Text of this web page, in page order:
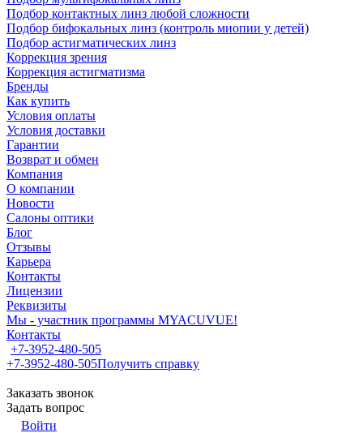
Подбор контактных линз любой сложности
Подбор бифокальных линз (контроль миопии у детей)
Подбор астигматических линз
Коррекция зрения
Коррекция астигматизма
Бренды
Как купить
Условия оплаты
Условия доставки
Гарантии
Возврат и обмен
Компания
О компании
Новости
Салоны оптики
Блог
Отзывы
Карьера
Контакты
Лицензии
Реквизиты
Мы - участник программы MYACUVUE!
Контакты
+7-3952-480-505
+7-3952-480-505Получить справку
Заказать звонок
Задать вопрос
Войти